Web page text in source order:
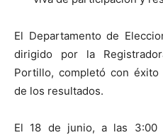
El Departamento de
dirigido por la
Portillo, completó con
de los resultados.
El 18 de junio, a las 3:00